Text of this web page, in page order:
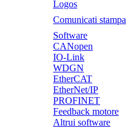
Logos
Comunicati stampa
Software
CANopen
IO-Link
WDGN
EtherCAT
EtherNet/IP
PROFINET
Feedback motore
Altrui software